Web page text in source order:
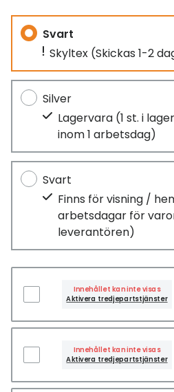
Svart
Skyltex (Skickas 1-2
Silver
Lagervara (1 st. i
inom 1 arbetsdag)
Svart
Finns för visning /
arbetsdagar för
leverantören)
Innehållet kan inte visas
Aktivera tredjepartstjänster
Innehållet kan inte visas
Aktivera tredjepartstjänster